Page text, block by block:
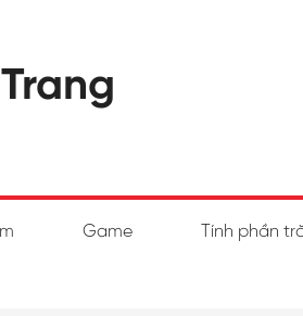
Game Tính phần